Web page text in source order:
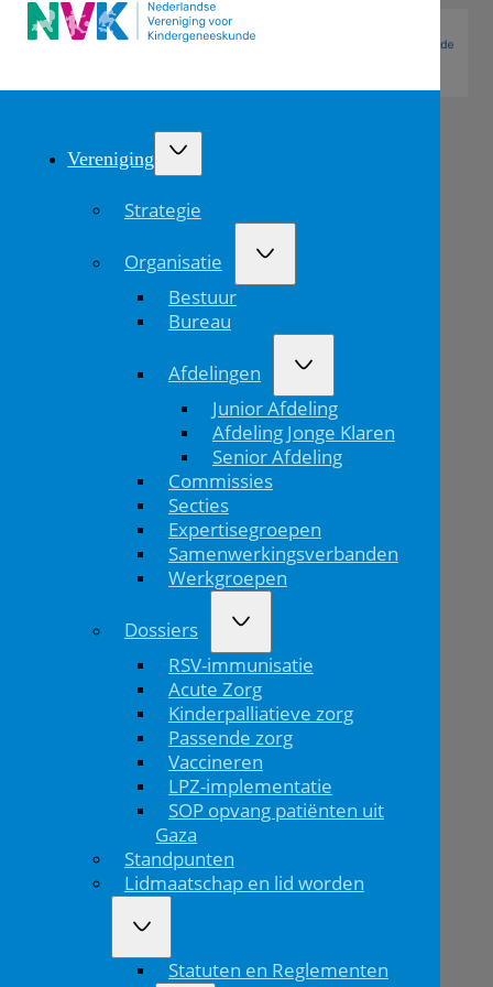
Vereniging
Strategie
Organisatie
Bestuur
Bureau
Afdelingen
Junior Afdeling
Afdeling Jonge Klaren
Senior Afdeling
Commissies
Secties
Expertisegroepen
Samenwerkingsverbanden
Werkgroepen
Dossiers
RSV-immunisatie
Acute Zorg
Kinderpalliatieve zorg
Passende zorg
Vaccineren
LPZ-implementatie
SOP opvang patiënten uit
Gaza
Standpunten
Lidmaatschap en lid worden
Statuten en Reglementen
Stichting
maken
bloedafname
kindvriendelijker